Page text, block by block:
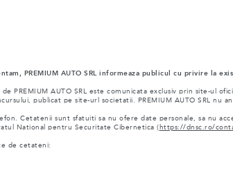
PREMIUM AUTO SRL informeaza publicul cu privire la
PREMIUM AUTO SRL este comunicata exclusiv prin site-ul
publicat pe site-url societatii. PREMIUM AUTO SRL nu
Cetatenii sunt sfatuiti sa nu ofere date personale, sa nu
National pentru Securitate Cibernetica ( https://dnsc.ro/
de cetateni: